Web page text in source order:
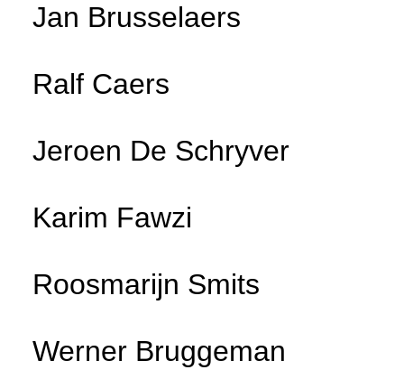
Jan Brusselaers
Ralf Caers
Jeroen De Schryver
Karim Fawzi
Roosmarijn Smits
Werner Bruggeman